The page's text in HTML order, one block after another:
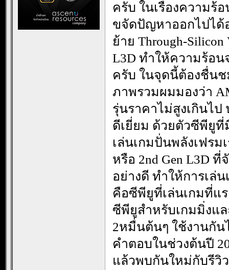
ครับ ในเรื่องความ
ขจัดปัญหาออกไปได้
ย้าย Through-
L3D ทำให้ความร้อน
ครับ ในจุดนี้ต้องชื่น
ภาพรวมผมมองว่า
รุ่นราคาไม่สูงเกินไ
ดีเยี่ยม ด้วยตัวซีพียูที่
เล่นเกมปั่นพลังเฟรม
หรือ 2nd Gen L3D
อย่างดี ทำให้การเล่
คือซีพียูที่เล่นเกมที่แ
ซีพียูสำหรับเกมมิ่งแ
2หมื่นต้นๆ ใช้งานกัน
คำตอบในช่วงต้นปี
แล้วพบกันใหม่กับรีวิ